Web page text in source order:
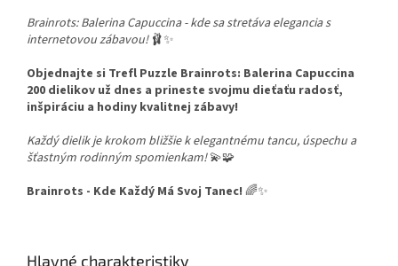
Brainrots: Balerina Capuccina - kde sa stretáva elegancia s
internetovou zábavou!🩰✨
Objednajte si Trefl Puzzle Brainrots: Balerina Capuccina
200 dielikov už dnes a prineste svojmu dieťaťu radosť,
inšpiráciu a hodiny kvalitnej zábavy!
Každý dielik je krokom bližšie k elegantnému tancu, úspechu a
šťastným rodinným spomienkam!💫🧩
Brainrots - Kde Každý Má Svoj Tanec! 🌈✨